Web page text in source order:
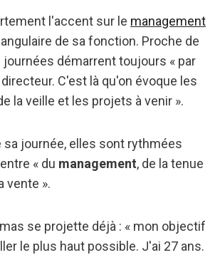
l'accent sur le management
de sa fonction. Proche de
journées démarrent toujours « par
C'est là qu'on évoque les
la veille et les projets à venir ».
sa journée, elles sont rythmées
« du management, de la tenue
vente ».
se projette déjà : « mon objectif
le plus haut possible. J'ai 27 ans.